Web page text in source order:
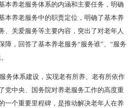
本养老服务体系的内涵和主要任务，明确
本养老服务中的职责定位，明确了基本养
、关爱服务等主要内容，突出了对老年人
障，回答了基本养老服务“服务谁”、“服务
务体系建设，实现老有所养、老有所依作
党中央、国务院对养老服务工作的高度重
一个重要里程碑，是推动解决老年人在养